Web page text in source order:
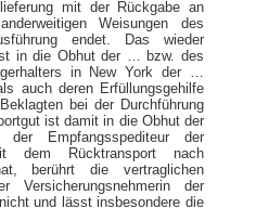
mit der Rückgabe an
Weisungen des
endet. Das wieder
in die Obhut der … bzw. des
in New York der …
auch deren Erfüllungsgehilfe
bei der Durchführung
ist damit in die Obhut der
Empfangsspediteur der
Rücktransport nach
berührt die vertraglichen
Versicherungsnehmerin der
und lässt insbesondere die